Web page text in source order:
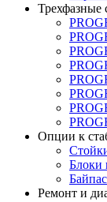
Трехфазные
Опции к
Блоки
Ремонт и